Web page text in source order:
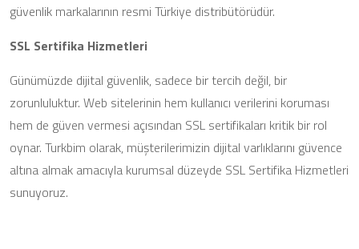
güvenlik markalarının resmi Türkiye distribütörüdür.
SSL Sertifika Hizmetleri
Günümüzde dijital güvenlik, sadece bir tercih değil, bir
zorunluluktur. Web sitelerinin hem kullanıcı verilerini koruması
hem de güven vermesi açısından SSL sertifikaları kritik bir rol
oynar. Turkbim olarak, müşterilerimizin dijital varlıklarını güvence
altına almak amacıyla kurumsal düzeyde SSL Sertifika Hizmetleri
sunuyoruz.